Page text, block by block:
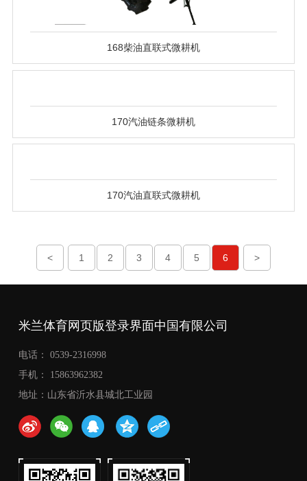
168柴油直联式微耕机
170汽油链条微耕机
170汽油直联式微耕机
< 1 2 3 4 5 6 >
米兰体育网页版登录界面中国有限公司
电话： 0539-2316998
手机： 15863962382
地址：山东省沂水县城北工业园